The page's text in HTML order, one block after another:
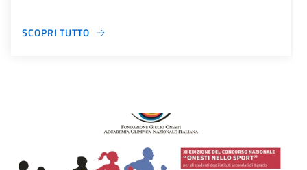
SCOPRI TUTTO